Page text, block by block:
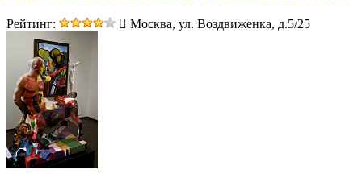
Рейтинг: Москва, ул. Воздвиженка, д.5/25